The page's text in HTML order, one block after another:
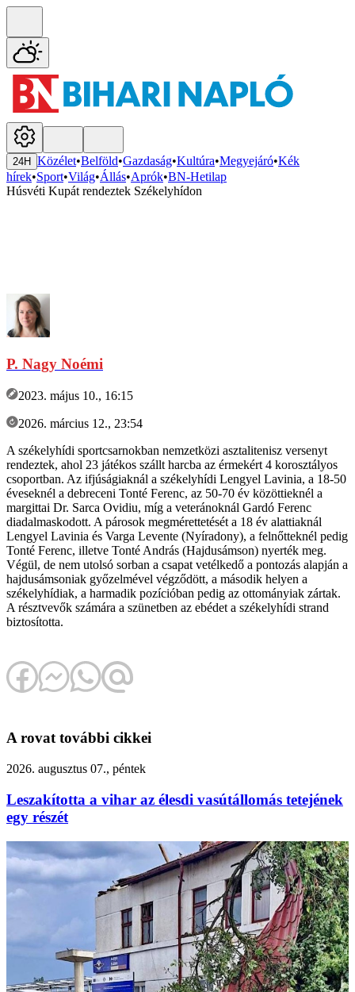
24H Közélet•Belföld•Gazdaság•Kultúra•Megyejáró•Kék
hírek•Sport•Világ•Állás•Aprók•BN-Hetilap
Húsvéti Kupát rendeztek Székelyhídon
P. Nagy Noémi
2023. május 10., 16:15
2026. március 12., 23:54
A székelyhídi sportcsarnokban nemzetközi asztalitenisz versenyt
rendeztek, ahol 23 játékos szállt harcba az érmekért 4 korosztályos
csoportban. Az ifjúságiaknál a székelyhídi Lengyel Lavinia, a 18-50
éveseknél a debreceni Tonté Ferenc, az 50-70 év közöttieknél a
margittai Dr. Sarca Ovidiu, míg a veteránoknál Gardó Ferenc
diadalmaskodott. A párosok megmérettetését a 18 év alattiaknál
Lengyel Lavinia és Varga Levente (Nyíradony), a felnőtteknél pedig
Tonté Ferenc, illetve Tonté András (Hajdusámson) nyerték meg.
Végül, de nem utolsó sorban a csapat vetélkedő a pontozás alapján a
hajdusámsoniak győzelmével végződött, a második helyen a
székelyhídiak, a harmadik pozícióban pedig az ottományiak zártak.
A résztvevők számára a szünetben az ebédet a székelyhídi strand
biztosította.
A rovat további cikkei
2026. augusztus 07., péntek
Leszakította a vihar az élesdi vasútállomás tetejének
egy részét